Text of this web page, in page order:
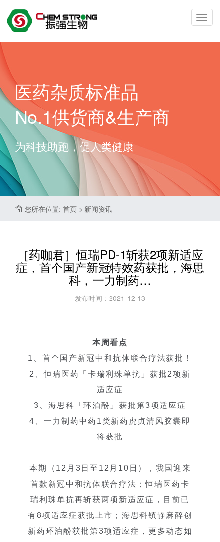
医药杂质标准品
No.1供货商&生产商
为科技助跑，促人类健康
您所在位置: 首页 > 新闻资讯
［药咖君］恒瑞PD-1斩获2项新适应
症，首个国产新冠特效药获批，海思
科，一力制药…
发布时间：2021-12-13
本周看点
1、首个国产新冠中和抗体联合疗法获批！
2、恒瑞医药「卡瑞利珠单抗」获批2项新
适应症
3、海思科「环泊酚」获批第3项适应症
4、一力制药中药1类新药虎贞清风胶囊即
将获批
本期（12月3日至12月10日），我国迎来
首款新冠中和抗体联合疗法；恒瑞医药卡
瑞利珠单抗再斩获两项新适应症，目前已
有8项适应症获批上市；海思科镇静麻醉创
新药环泊酚获批第3项适应症，更多动态如